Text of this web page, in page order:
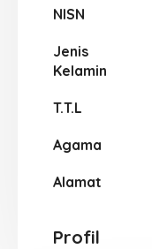
NISN
Jenis
Kelamin
T.T.L
Agama
Alamat
Profil